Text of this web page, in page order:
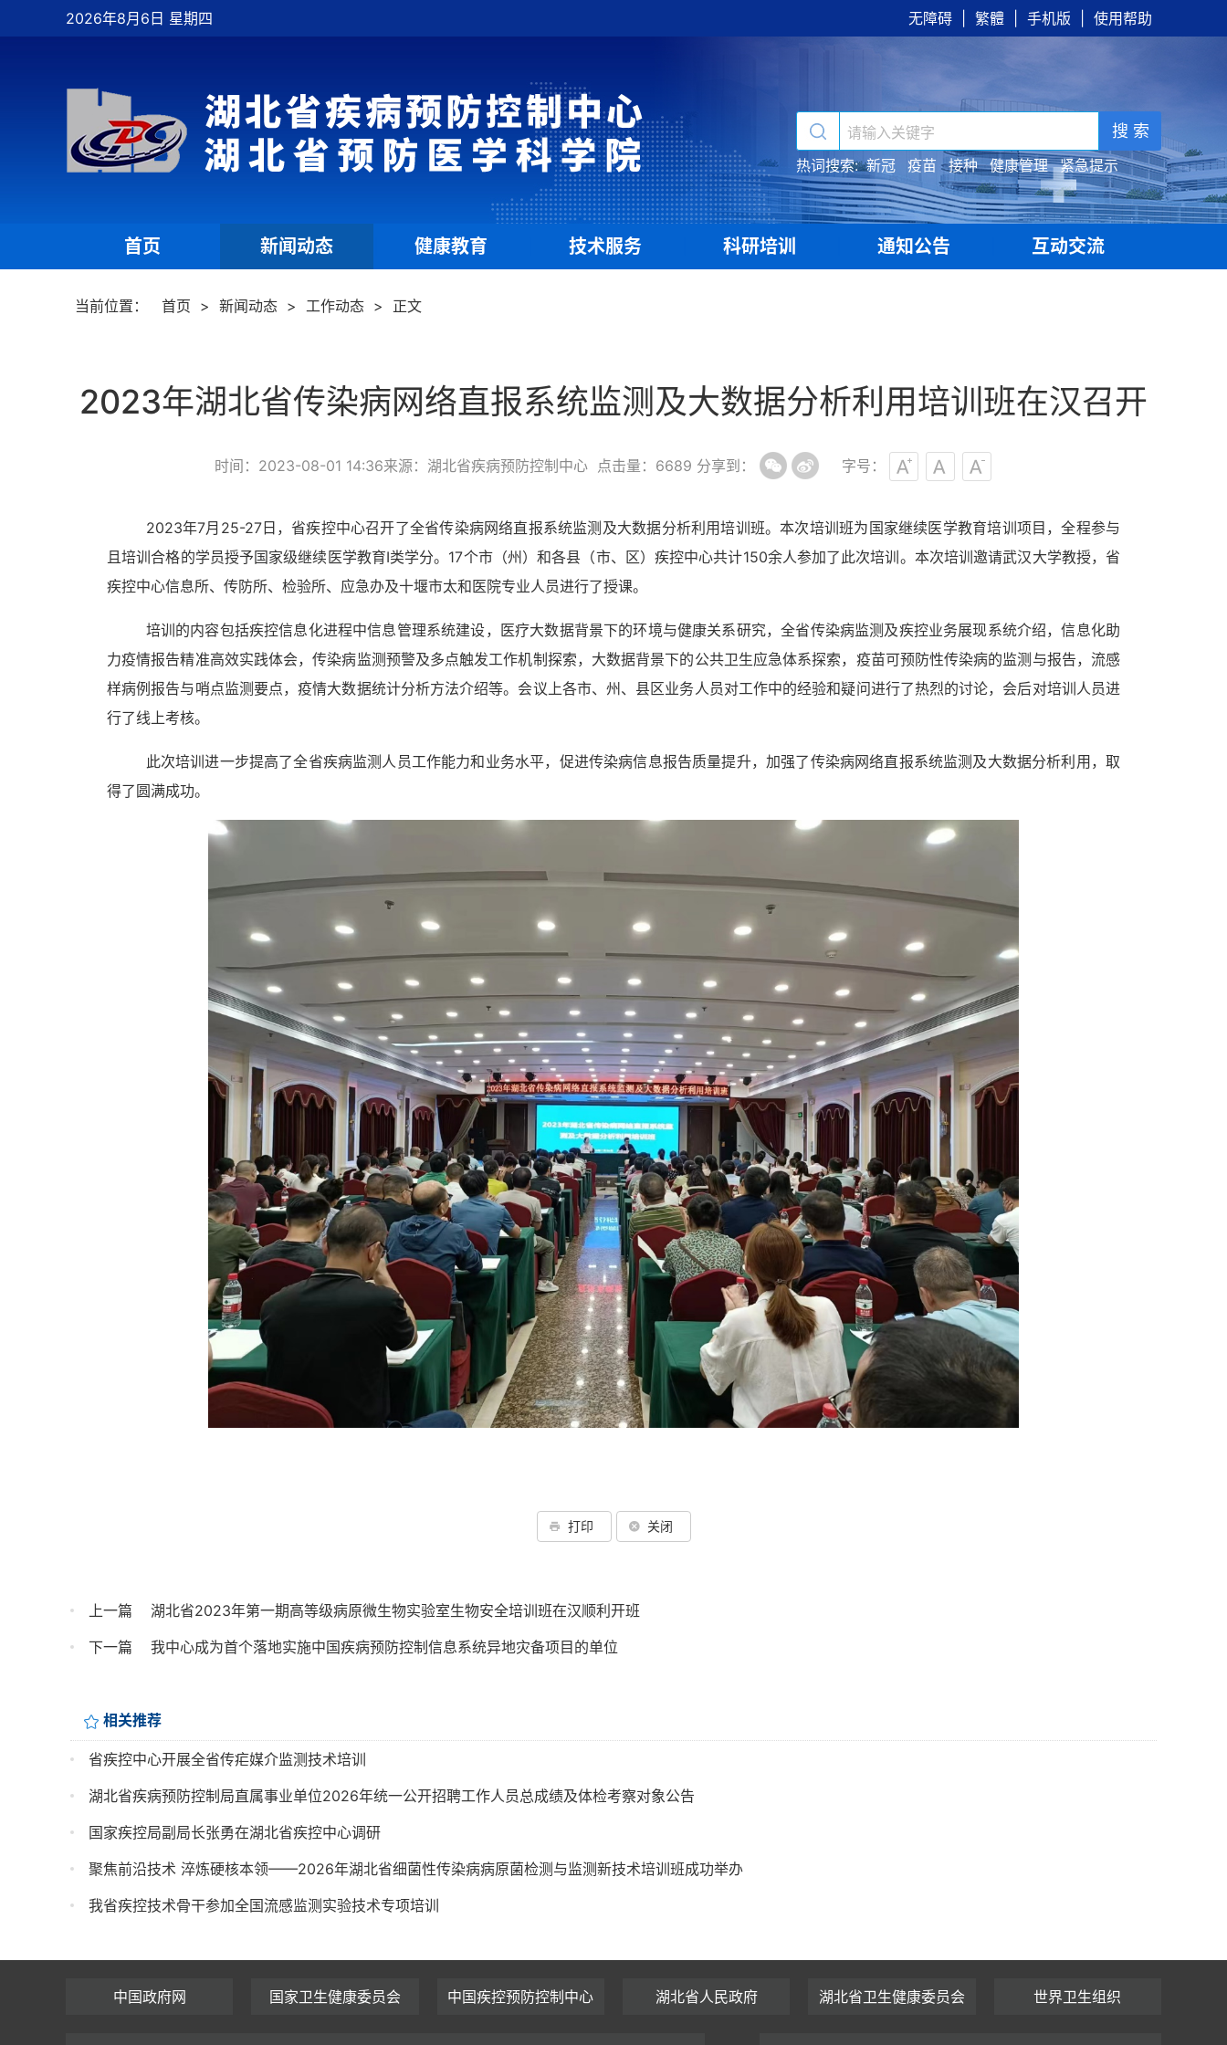
2026年8月6日 星期四 无障碍 繁體 手机版 使用帮助
搜 索
热词搜索: 新冠 疫苗 接种 健康管理 紧急提示
首页 新闻动态 健康教育 技术服务 科研培训 通知公告 互动交流
当前位置： 首页 > 新闻动态 > 工作动态 > 正文
2023年湖北省传染病网络直报系统监测及大数据分析利用培训班在汉召开
时间：2023-08-01 14:36来源：湖北省疾病预防控制中心 点击量： 6689 分享到： 字号：
2023年7月25-27日，省疾控中心召开了全省传染病网络直报系统监测及大数据分析利用培训班。本次培训班为国家继续医学教育培训项目，全程参与
且培训合格的学员授予国家级继续医学教育Ⅰ类学分。 17个市（州）和各县（市、区）疾控中心共计150余人参加了此次培训。本次培训邀请武汉大学教授，省
疾控中心信息所、传防所、检验所、应急办及十堰市太和医院专业人员进行了授课。
培训的内容包括疾控信息化进程中信息管理系统建设，医疗大数据背景下的环境与健康关系研究，全省传染病监测及疾控业务展现系统介绍，信息化助
力疫情报告精准高效实践体会，传染病监测预警及多点触发工作机制探索，大数据背景下的公共卫生应急体系探索，疫苗可预防性传染病的监测与报告，流感
样病例报告与哨点监测要点，疫情大数据统计分析方法介绍等。会议上各市、州、县区业务人员对工作中的经验和疑问进行了热烈的讨论，会后对培训人员进
行了线上考核。
此次培训进一步提高了全省疾病监测人员工作能力和业务水平，促进传染病信息报告质量提升，加强了传染病网络直报系统监测及大数据分析利用，取
得了圆满成功。
打印 关闭
上一篇
湖北省2023年第一期高等级病原微生物实验室生物安全培训班在汉顺利开班
下一篇
我中心成为首个落地实施中国疾病预防控制信息系统异地灾备项目的单位
相关推荐
省疾控中心开展全省传疟媒介监测技术培训
湖北省疾病预防控制局直属事业单位2026年统一公开招聘工作人员总成绩及体检考察对象公告
国家疾控局副局长张勇在湖北省疾控中心调研
聚焦前沿技术 淬炼硬核本领——2026年湖北省细菌性传染病病原菌检测与监测新技术培训班成功举办
我省疾控技术骨干参加全国流感监测实验技术专项培训
中国政府网 国家卫生健康委员会 中国疾控预防控制中心 湖北省人民政府 湖北省卫生健康委员会 世界卫生组织